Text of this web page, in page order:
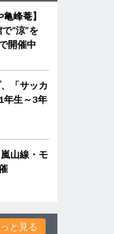
峰菴】
“涼”を
開催中
「サッカ
年生～3年
山線・モ
と見る